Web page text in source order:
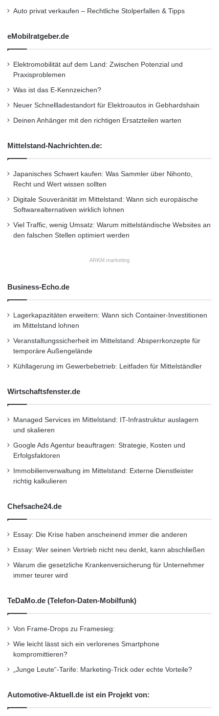
Auto privat verkaufen – Rechtliche Stolperfallen & Tipps
eMobilratgeber.de
Elektromobilität auf dem Land: Zwischen Potenzial und
Praxisproblemen
Was ist das E-Kennzeichen?
Neuer Schnellladestandort für Elektroautos in Gebhardshain
Deinen Anhänger mit den richtigen Ersatzteilen warten
Mittelstand-Nachrichten.de:
Japanisches Schwert kaufen: Was Sammler über Nihonto,
Recht und Wert wissen sollten
Digitale Souveränität im Mittelstand: Wann sich europäische
Softwarealternativen wirklich lohnen
Viel Traffic, wenig Umsatz: Warum mittelständische Websites an
den falschen Stellen optimiert werden
ARKM.marketing
Business-Echo.de
Lagerkapazitäten erweitern: Wann sich Container-Investitionen
im Mittelstand lohnen
Veranstaltungssicherheit im Mittelstand: Absperrkonzepte für
temporäre Außengelände
Kühllagerung im Gewerbebetrieb: Leitfaden für Mittelständler
Wirtschaftsfenster.de
Managed Services im Mittelstand: IT-Infrastruktur auslagern
und skalieren
Google Ads Agentur beauftragen: Strategie, Kosten und
Erfolgsfaktoren
Immobilienverwaltung im Mittelstand: Externe Dienstleister
richtig kalkulieren
Chefsache24.de
Essay: Die Krise haben anscheinend immer die anderen
Essay: Wer seinen Vertrieb nicht neu denkt, kann abschließen
Warum die gesetzliche Krankenversicherung für Unternehmer
immer teurer wird
TeDaMo.de (Telefon-Daten-Mobilfunk)
Von Frame-Drops zu Framesieg:
Wie leicht lässt sich ein verlorenes Smartphone
kompromittieren?
„Junge Leute“-Tarife: Marketing-Trick oder echte Vorteile?
Automotive-Aktuell.de ist ein Projekt von: